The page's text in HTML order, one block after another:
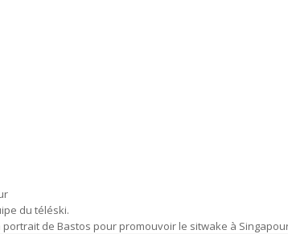
du téléski.
de Bastos pour promouvoir le sitwake à